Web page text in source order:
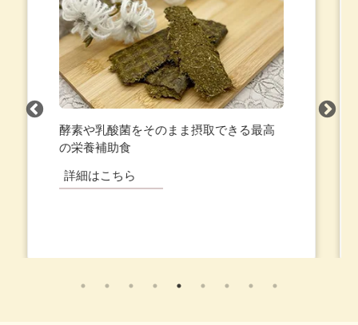
いつものフードにかけるだけで手軽に栄
養補給！
詳細はこちら